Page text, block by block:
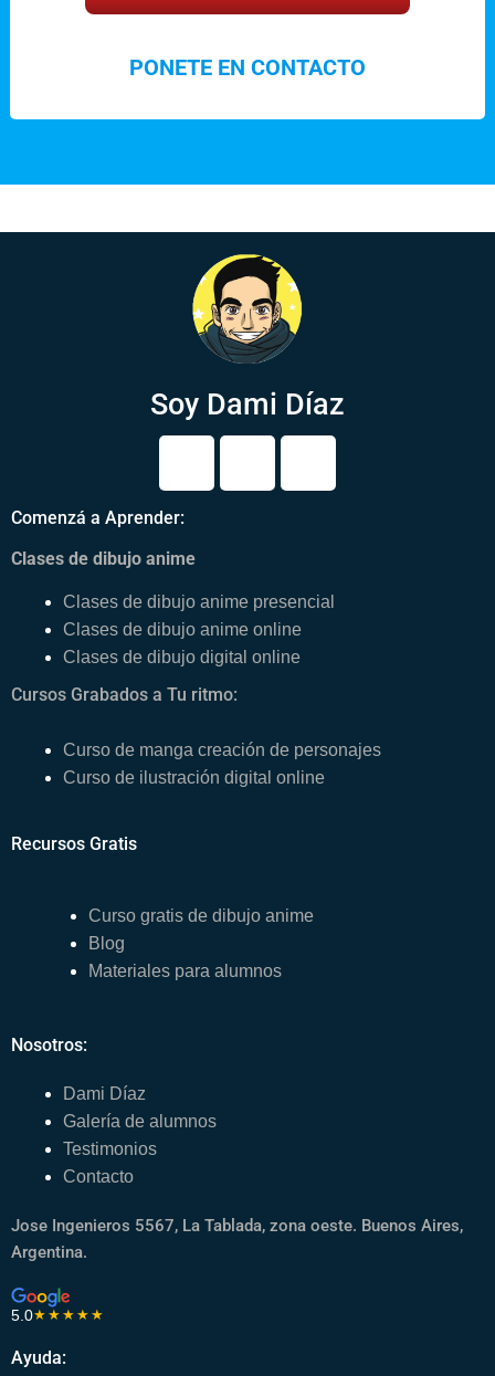
PONETE EN CONTACTO
Soy Dami Díaz
u
e
g
r
Comenzá a Aprender:
Clases de dibujo anime
Clases de dibujo anime presencial
Clases de dibujo anime online
Clases de dibujo digital online
Cursos Grabados a Tu ritmo:
Curso de manga creación de personajes
Curso de ilustración digital online
Recursos Gratis
Curso gratis de dibujo anime
Blog
Materiales para alumnos
Nosotros:
Dami Díaz
Galería de alumnos
Testimonios
Contacto
Jose Ingenieros 5567, La Tablada, zona oeste. Buenos Aires,
Argentina.
5.0★★★★★
Ayuda: